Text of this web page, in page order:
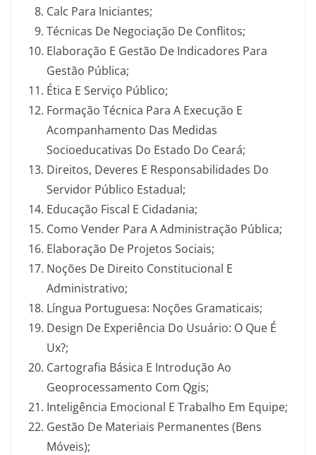
Calc Para Iniciantes;
Técnicas De Negociação De Conflitos;
Elaboração E Gestão De Indicadores Para
Gestão Pública;
Ética E Serviço Público;
Formação Técnica Para A Execução E
Acompanhamento Das Medidas
Socioeducativas Do Estado Do Ceará;
Direitos, Deveres E Responsabilidades Do
Servidor Público Estadual;
Educação Fiscal E Cidadania;
Como Vender Para A Administração Pública;
Elaboração De Projetos Sociais;
Noções De Direito Constitucional E
Administrativo;
Língua Portuguesa: Noções Gramaticais;
Design De Experiência Do Usuário: O Que É
Ux?;
Cartografia Básica E Introdução Ao
Geoprocessamento Com Qgis;
Inteligência Emocional E Trabalho Em Equipe;
Gestão De Materiais Permanentes (Bens
Móveis);